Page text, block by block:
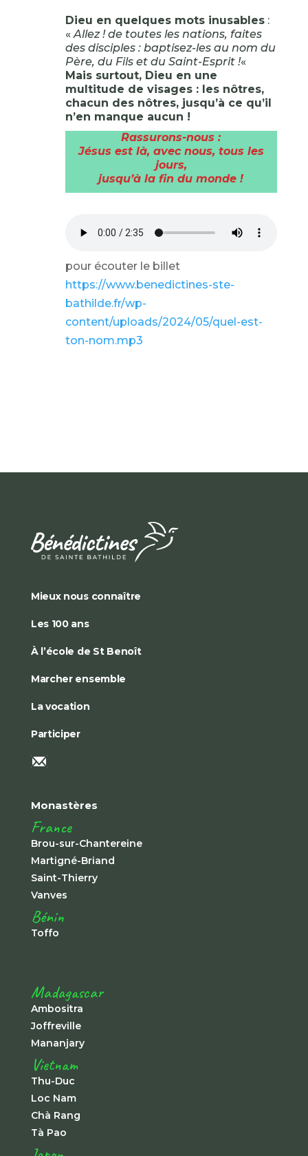
Dieu en quelques mots inusables:
«Allez ! de toutes les nations, faites
des disciples : baptisez-les au nom du
Père, du Fils et du Saint-Esprit !«
Mais surtout, Dieu en une
multitude de visages : les nôtres,
chacun des nôtres, jusqu’à ce qu’il
n’en manque aucun !
Rassurons-nous :
Jésus est là, avec nous, tous les
jours,
jusqu’à la fin du monde !
pour écouter le billet
https://www.benedictines-ste-
bathilde.fr/wp-
content/uploads/2024/05/quel-est-
ton-nom.mp3
Mieux nous connaître
Les 100 ans
À l’école de St Benoît
Marcher ensemble
La vocation
Participer
Monastères
France
Brou-sur-Chantereine
Martigné-Briand
Saint-Thierry
Vanves
Bénin
Toffo
Madagascar
Ambositra
Joffreville
Mananjary
Vietnam
Thu-Duc
Loc Nam
Chà Rang
Tà Pao